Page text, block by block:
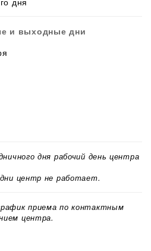
и выходные дни
дня рабочий день центра
центр не работает.
приема по контактным
центра.